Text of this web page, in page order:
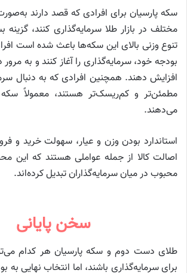
سکه پارسیان برای افرادی که قصد دارند
مختلف در بازار طلا سرمایه‌گذاری کنند،
تنوع وزنی بالای این سکه‌ها باعث شده است
بودجه خود، سرمایه‌گذاری را آغاز کنند و به مرور
افزایش دهند. همچنین افرادی که به دنبال
مطمئن‌تر و کم‌ریسک‌تر هستند، معمولاً سکه
می‌دهند.
استاندارد بودن وزن و عیار، سهولت خرید و
اصالت کالا از جمله عواملی هستند که این
محبوب در میان سرمایه‌گذاران تبدیل کرده‌اند.
سخن پایانی
طلای دست دوم و سکه پارسیان هر کدام
برای سرمایه‌گذاری باشند، اما انتخاب نهایی به